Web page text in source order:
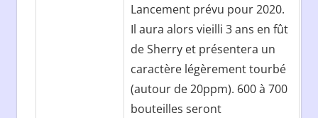
Lancement prévu pour 2020.
Il aura alors vieilli 3 ans en fût
de Sherry et présentera un
caractère légèrement tourbé
(autour de 20ppm). 600 à 700
bouteilles seront